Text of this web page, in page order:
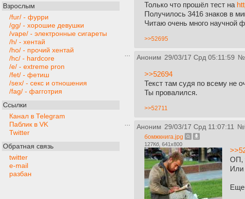
Взрослым
/fur/ - фурри
/gg/ - хорошие девушки
/vape/ - электронные сигареты
/h/ - хентай
/ho/ - прочий хентай
/hc/ - hardcore
/e/ - extreme pron
/fet/ - фетиш
/sex/ - секс и отношения
/fag/ - фагготрия
Ссылки
Канал в Telegram
Паблик в VK
Twitter
Обратная связь
twitter
e-mail
разбан
Только что прошёл тест на
Получилось 3416 знаков в
Читаю очень много научной
>>52695
Аноним 29/03/17 Срд 05:11:59 №
>>52694
Текст там судя по всему не
Ты провалился.
>>52711
Аноним 29/03/17 Срд 11:07:11 №
бомжкнига.jpg
127Кб, 641x800
ОП,
Или
Еще